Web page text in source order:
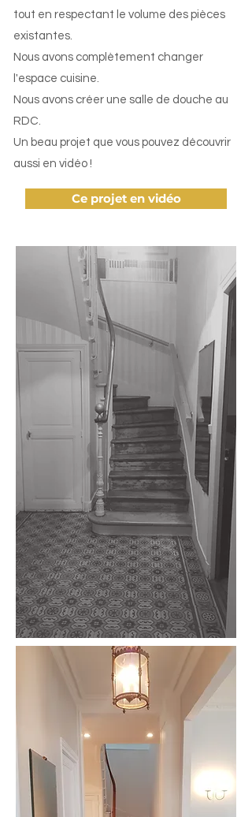
tout en respectant le volume des pièces
existantes.
Nous avons complètement changer
l'espace cuisine.
Nous avons créer une salle de douche au
RDC.
Un beau projet que vous pouvez découvrir
aussi en vidéo !
Ce projet en vidéo